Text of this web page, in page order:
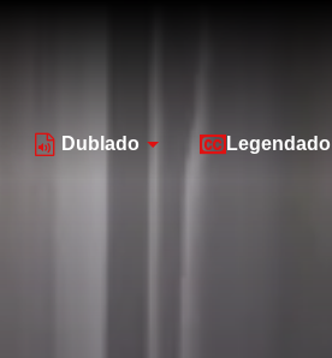
Dublado Legendado